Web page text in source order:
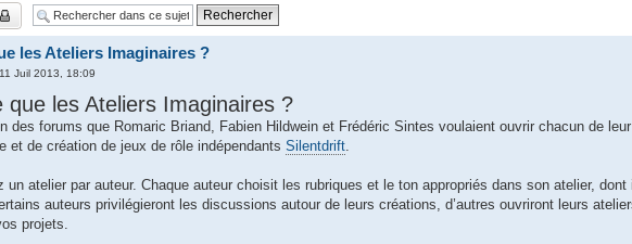
les Ateliers Imaginaires ?
Juil 2013, 18:09
que les Ateliers Imaginaires ?
des forums que Romaric Briand, Fabien Hildwein et Frédéric Sintes voulaient ouvrir chacun de
et de création de jeux de rôle indépendants Silentdrift.
un atelier par auteur. Chaque auteur choisit les rubriques et le ton appropriés dans son atelier,
auteurs privilégieront les discussions autour de leurs créations, d’autres ouvriront leurs
projets.